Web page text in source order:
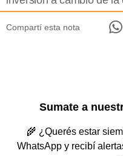
Compartí esta nota
Sumate a
🌾 ¿Querés estar
WhatsApp y recibí